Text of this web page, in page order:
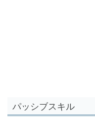
パッシブスキル